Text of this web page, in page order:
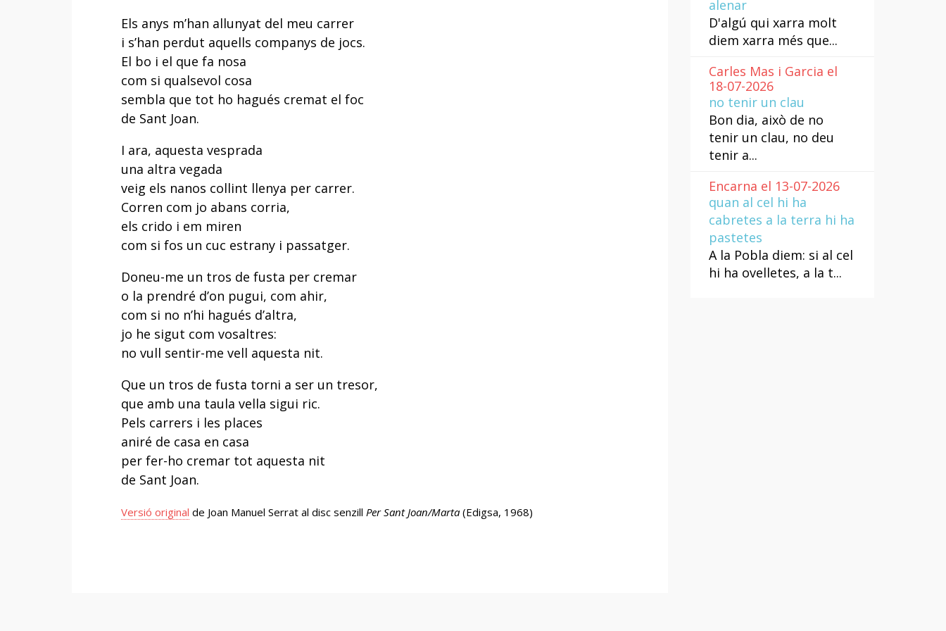
Els anys m’han allunyat del meu carrer
i s’han perdut aquells companys de jocs.
El bo i el que fa nosa
com si qualsevol cosa
sembla que tot ho hagués cremat el foc
de Sant Joan.
I ara, aquesta vesprada
una altra vegada
veig els nanos collint llenya per carrer.
Corren com jo abans corria,
els crido i em miren
com si fos un cuc estrany i passatger.
Doneu-me un tros de fusta per cremar
o la prendré d’on pugui, com ahir,
com si no n’hi hagués d’altra,
jo he sigut com vosaltres:
no vull sentir-me vell aquesta nit.
Que un tros de fusta torni a ser un tresor,
que amb una taula vella sigui ric.
Pels carrers i les places
aniré de casa en casa
per fer-ho cremar tot aquesta nit
de Sant Joan.
Versió original de Joan Manuel Serrat al disc senzill Per Sant Joan/Marta(Edigsa, 1968)
alenar
D'algú qui xarra molt
diem xarra més que...
Carles Mas i Garcia el
18-07-2026
no tenir un clau
Bon dia, això de no
tenir un clau, no deu
tenir a...
Encarna el 13-07-2026
quan al cel hi ha
cabretes a la terra hi ha
pastetes
A la Pobla diem: si al cel
hi ha ovelletes, a la t...